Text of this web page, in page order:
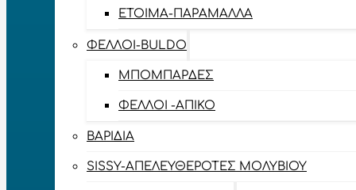
ΈΤΟΙΜΑ-ΠΑΡΆΜΑΛΛΑ
ΦΕΛΛΟΊ-BULDO
ΜΠΟΜΠΆΡΔΕΣ
ΦΕΛΛΟΊ -ΑΠΊΚΟ
ΒΑΡΊΔΙΑ
SISSY-ΑΠΕΛΕΥΘΕΡΟΤΈΣ ΜΟΛΥΒΙΟΎ